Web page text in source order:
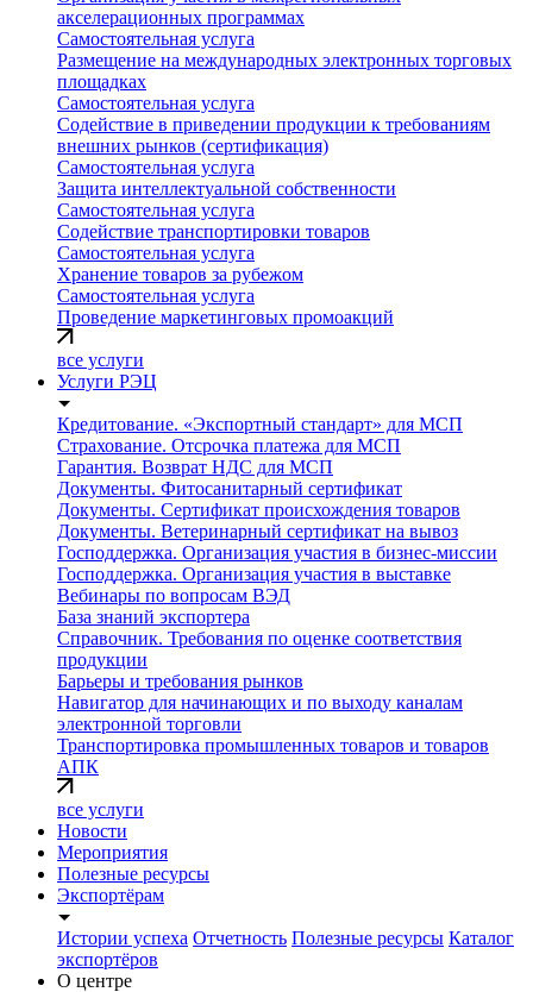
акселерационных программах
Самостоятельная услуга
Размещение на международных электронных торговых
площадках
Самостоятельная услуга
Содействие в приведении продукции к требованиям
внешних рынков (сертификация)
Самостоятельная услуга
Защита интеллектуальной собственности
Самостоятельная услуга
Содействие транспортировки товаров
Самостоятельная услуга
Хранение товаров за рубежом
Самостоятельная услуга
Проведение маркетинговых промоакций
все услуги
Услуги РЭЦ
Кредитование. «Экспортный стандарт» для МСП
Страхование. Отсрочка платежа для МСП
Гарантия. Возврат НДС для МСП
Документы. Фитосанитарный сертификат
Документы. Сертификат происхождения товаров
Документы. Ветеринарный сертификат на вывоз
Господдержка. Организация участия в бизнес-миссии
Господдержка. Организация участия в выставке
Вебинары по вопросам ВЭД
База знаний экспортера
Справочник. Требования по оценке соответствия
продукции
Барьеры и требования рынков
Навигатор для начинающих и по выходу каналам
электронной торговли
Транспортировка промышленных товаров и товаров
АПК
все услуги
Новости
Мероприятия
Полезные ресурсы
Экспортёрам
Истории успеха Отчетность Полезные ресурсы Каталог
экспортёров
О центре